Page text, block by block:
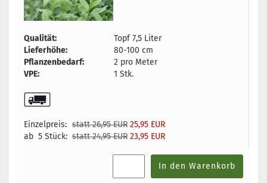
Qualität:
Topf 7,5 Liter
Lieferhöhe:
80-100 cm
Pflanzenbedarf:
2 pro Meter
VPE:
1 Stk.
Einzelpreis: statt 26,95 EUR 25,95 EUR
ab 5 Stück: statt 24,95 EUR 23,95 EUR
In den Warenkorb